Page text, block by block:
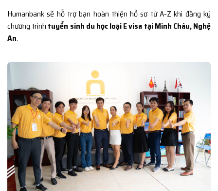
Humanbank sẽ hỗ trợ bạn hoàn thiện hồ sơ từ A-Z khi đăng ký
chương trình tuyển sinh du học loại E visa tại Minh Châu, Nghệ
An.